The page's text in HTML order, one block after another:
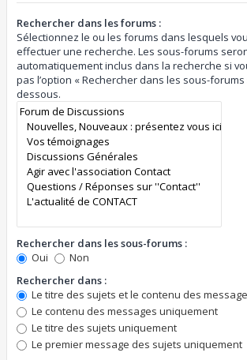
Rechercher dans les forums :
Sélectionnez le ou les forums dans lesquels
effectuer une recherche. Les sous-forums
automatiquement inclus dans la recherche si
pas l’option « Rechercher dans les sous-forums
dessous.
Rechercher dans les sous-forums :
Oui
Non
Rechercher dans :
Le titre des sujets et le contenu des
Le contenu des messages uniquement
Le titre des sujets uniquement
Le premier message des sujets uniquement